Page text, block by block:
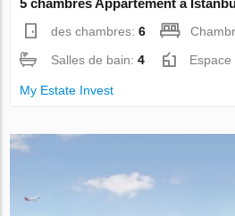
des chambres:6
Salles de bain:4
My Estate Invest